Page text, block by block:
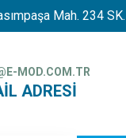
Mah. 234
MOD.COM.TR
ADRESI